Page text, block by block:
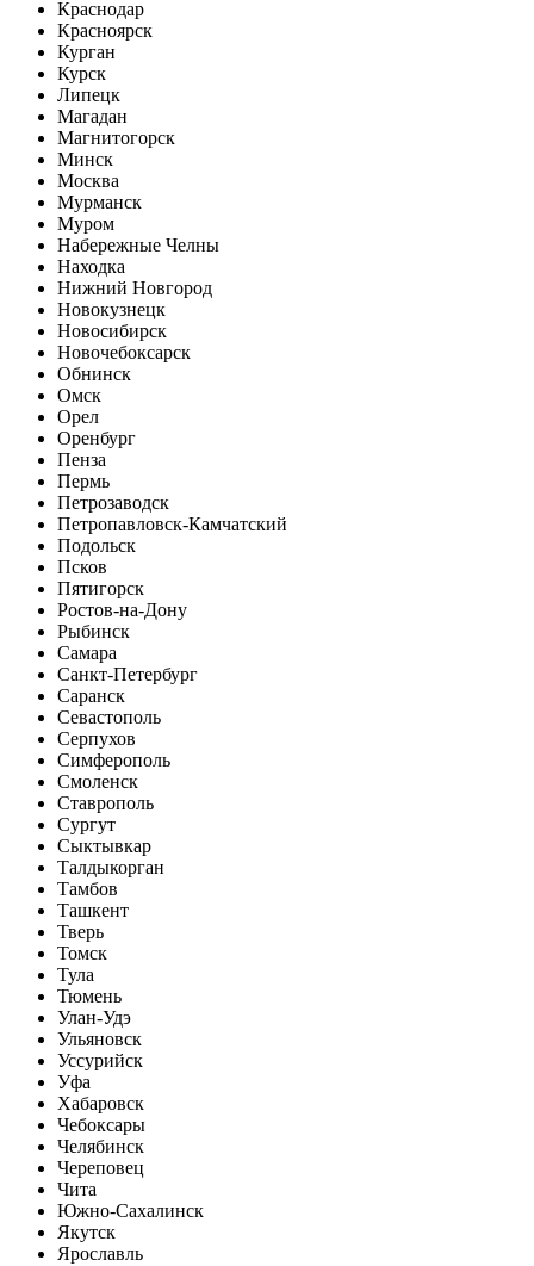
Краснодар
Красноярск
Курган
Курск
Липецк
Магадан
Магнитогорск
Минск
Москва
Мурманск
Муром
Набережные Челны
Находка
Нижний Новгород
Новокузнецк
Новосибирск
Новочебоксарск
Обнинск
Омск
Орел
Оренбург
Пенза
Пермь
Петрозаводск
Петропавловск-Камчатский
Подольск
Псков
Пятигорск
Ростов-на-Дону
Рыбинск
Самара
Санкт-Петербург
Саранск
Севастополь
Серпухов
Симферополь
Смоленск
Ставрополь
Сургут
Сыктывкар
Талдыкорган
Тамбов
Ташкент
Тверь
Томск
Тула
Тюмень
Улан-Удэ
Ульяновск
Уссурийск
Уфа
Хабаровск
Чебоксары
Челябинск
Череповец
Чита
Южно-Сахалинск
Якутск
Ярославль